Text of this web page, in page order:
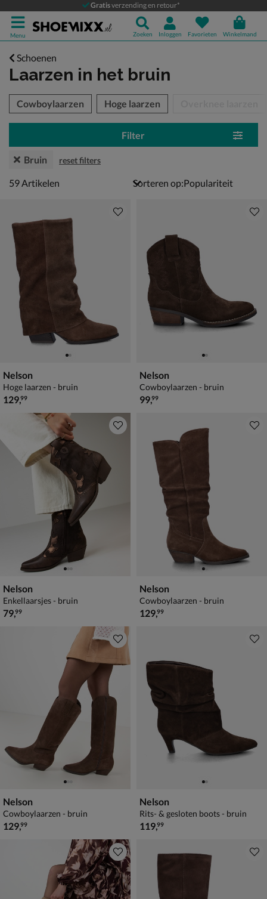
Gratisverzending en retour*
Menu Zoeken Inloggen Favorieten Winkelmand
Schoenen
Laarzen in het bruin
over
Cowboylaarzen Hoge laarzen
Filter
Bruin reset filters
59 artikelen
59Artikelen Sorteren op:
Nelson
Hoge laarzen - bruin
€ 129,99
129,99
Nelson
Cowboylaarzen - bruin
€ 99,99
99,99
Nelson
Enkellaarsjes - bruin
€ 79,99
79,99
Nelson
Cowboylaarzen - bruin
€ 129,99
129,99
Nelson
Cowboylaarzen - bruin
€ 129,99
129,99
Nelson
Rits- & gesloten boots - bruin
€ 119,99
119,99